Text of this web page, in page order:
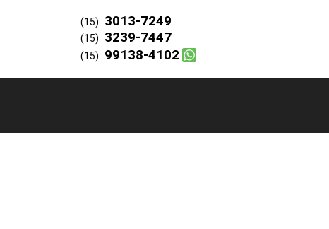
(15) 3013-7249
(15) 3239-7447
(15) 99138-4102